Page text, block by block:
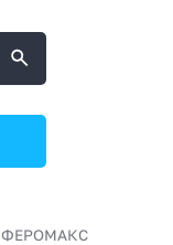
ФЕРОМАКС